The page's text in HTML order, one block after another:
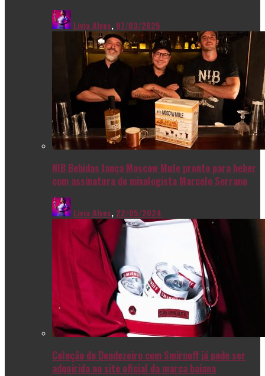
Livia Alves, 07/03/2025
NIB Bebidas lança Moscow Mule pronto para beber
com assinatura do mixologista Marcelo Serrano
Livia Alves, 22/05/2024
Coleção de Dendezeiro com Smirnoff já pode ser
adquirida no site oficial da marca baiana